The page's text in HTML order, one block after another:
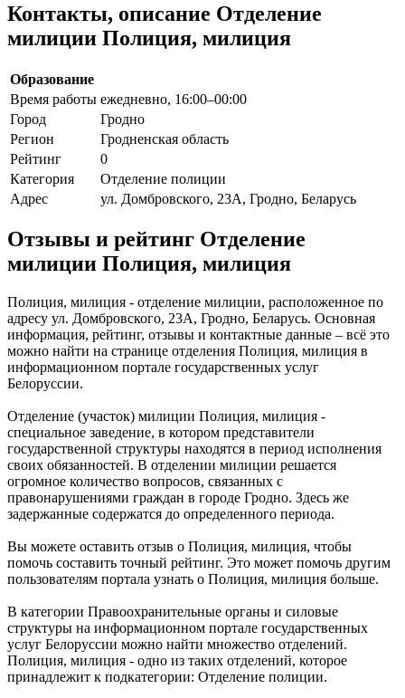
Контакты, описание Отделение
милиции Полиция, милиция
Образование
Время работы ежедневно, 16:00–00:00
Город
Гродно
Регион
Гродненская область
Рейтинг
0
Категория
Отделение полиции
Адрес
ул. Домбровского, 23А, Гродно, Беларусь
Отзывы и рейтинг Отделение
милиции Полиция, милиция
Полиция, милиция - отделение милиции, расположенное по
адресу ул. Домбровского, 23А, Гродно, Беларусь. Основная
информация, рейтинг, отзывы и контактные данные – всё это
можно найти на странице отделения Полиция, милиция в
информационном портале государственных услуг
Белоруссии.
Отделение (участок) милиции Полиция, милиция -
специальное заведение, в котором представители
государственной структуры находятся в период исполнения
своих обязанностей. В отделении милиции решается
огромное количество вопросов, связанных с
правонарушениями граждан в городе Гродно. Здесь же
задержанные содержатся до определенного периода.
Вы можете оставить отзыв о Полиция, милиция, чтобы
помочь составить точный рейтинг. Это может помочь другим
пользователям портала узнать о Полиция, милиция больше.
В категории Правоохранительные органы и силовые
структуры на информационном портале государственных
услуг Белоруссии можно найти множество отделений.
Полиция, милиция - одно из таких отделений, которое
принадлежит к подкатегории: Отделение полиции.